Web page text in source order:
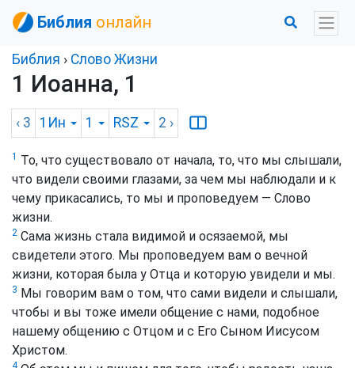
Библия онлайн
Библия › Слово Жизни
1 Иоанна, 1
‹ 3 1Ин 1 RSZ 2 ›
1 То, что существовало от начала, то, что мы слышали,
что видели своими глазами, за чем мы наблюдали и к
чему прикасались, то мы и проповедуем — Слово
жизни.
2 Сама жизнь стала видимой и осязаемой, мы
свидетели этого. Мы проповедуем вам о вечной
жизни, которая была у Отца и которую увидели и мы.
3 Мы говорим вам о том, что сами видели и слышали,
чтобы и вы тоже имели общение с нами, подобное
нашему общению с Отцом и с Его Сыном Иисусом
Христом.